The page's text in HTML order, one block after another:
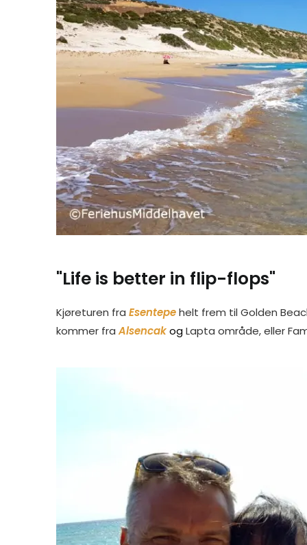
"Life is better in flip-flops"
Kjøreturen fra Esentepehelt frem til Golden
kommer fraAlsencakogLapta område, eller